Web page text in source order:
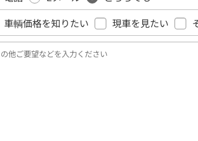
車輌価格を知りたい 現車を見たい